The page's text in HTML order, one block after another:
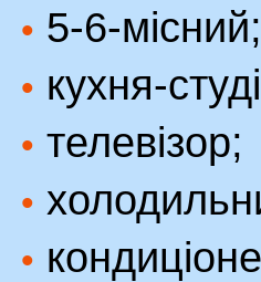
• 5-6-місний;
• кухня-
• телевізор;
•
•